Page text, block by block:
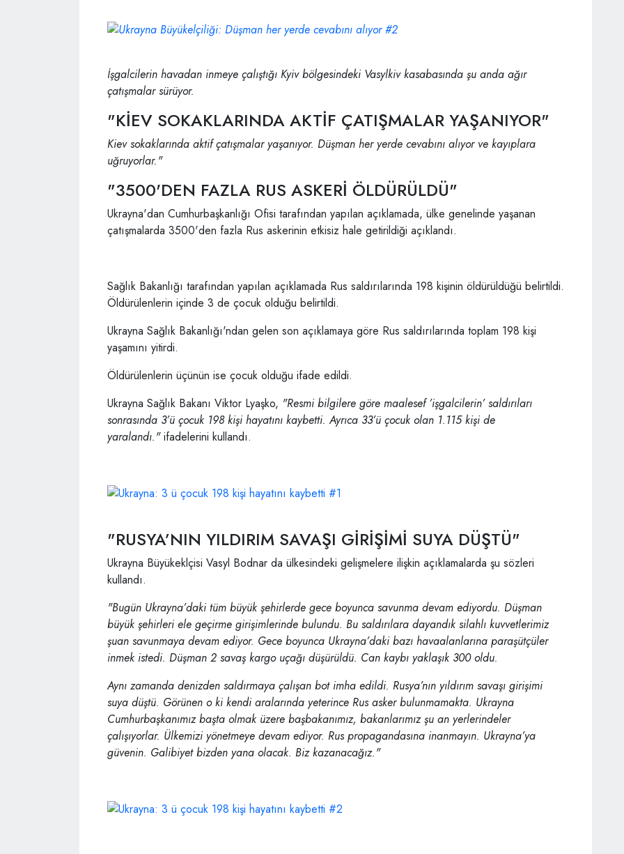
İşgalcilerin havadan inmeye çalıştığı Kyiv bölgesindeki Vasylkiv kasabasında şu anda ağır
çatışmalar sürüyor.
"KİEV SOKAKLARINDA AKTİF ÇATIŞMALAR YAŞANIYOR"
Kiev sokaklarında aktif çatışmalar yaşanıyor. Düşman her yerde cevabını alıyor ve kayıplara
uğruyorlar."
"3500'DEN FAZLA RUS ASKERİ ÖLDÜRÜLDÜ"
Ukrayna'dan Cumhurbaşkanlığı Ofisi tarafından yapılan açıklamada, ülke genelinde yaşanan
çatışmalarda 3500'den fazla Rus askerinin etkisiz hale getirildiği açıklandı.
Sağlık Bakanlığı tarafından yapılan açıklamada Rus saldırılarında 198 kişinin öldürüldüğü belirtildi.
Öldürülenlerin içinde 3 de çocuk olduğu belirtildi.
Ukrayna Sağlık Bakanlığı'ndan gelen son açıklamaya göre Rus saldırılarında toplam 198 kişi
yaşamını yitirdi.
Öldürülenlerin üçünün ise çocuk olduğu ifade edildi.
Ukrayna Sağlık Bakanı Viktor Lyaşko, "Resmi bilgilere göre maalesef ’işgalcilerin’ saldırıları
sonrasında 3’ü çocuk 198 kişi hayatını kaybetti. Ayrıca 33’ü çocuk olan 1.115 kişi de
yaralandı."ifadelerini kullandı.
"RUSYA’NIN YILDIRIM SAVAŞI GİRİŞİMİ SUYA DÜŞTÜ"
Ukrayna Büyükeklçisi Vasyl Bodnar da ülkesindeki gelişmelere ilişkin açıklamalarda şu sözleri
kullandı.
"Bugün Ukrayna’daki tüm büyük şehirlerde gece boyunca savunma devam ediyordu. Düşman
büyük şehirleri ele geçirme girişimlerinde bulundu. Bu saldırılara dayandık silahlı kuvvetlerimiz
şuan savunmaya devam ediyor. Gece boyunca Ukrayna’daki bazı havaalanlarına paraşütçüler
inmek istedi. Düşman 2 savaş kargo uçağı düşürüldü. Can kaybı yaklaşık 300 oldu.
Aynı zamanda denizden saldırmaya çalışan bot imha edildi. Rusya’nın yıldırım savaşı girişimi
suya düştü. Görünen o ki kendi aralarında yeterince Rus asker bulunmamakta. Ukrayna
Cumhurbaşkanımız başta olmak üzere başbakanımız, bakanlarımız şu an yerlerindeler
çalışıyorlar. Ülkemizi yönetmeye devam ediyor. Rus propagandasına inanmayın. Ukrayna’ya
güvenin. Galibiyet bizden yana olacak. Biz kazanacağız."